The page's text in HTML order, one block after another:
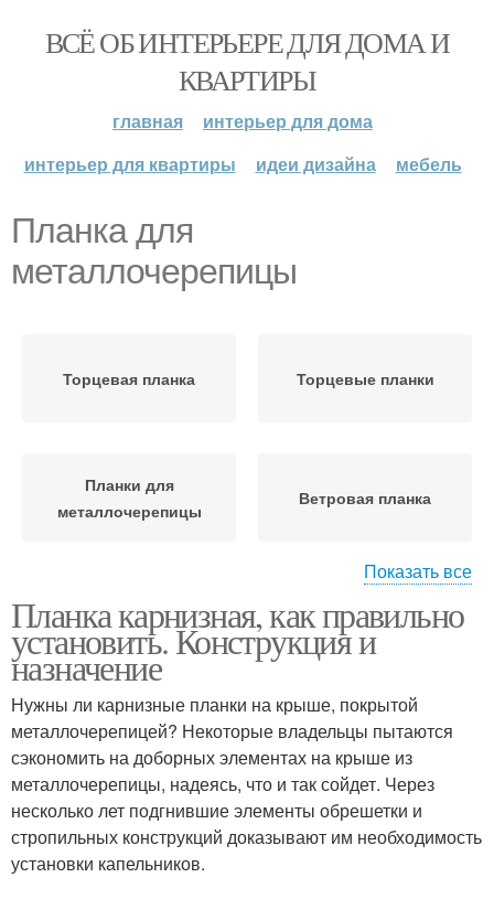
ВСЁ ОБ ИНТЕРЬЕРЕ ДЛЯ ДОМА И
КВАРТИРЫ
главная
интерьер для дома
интерьер для квартиры
идеи дизайна мебель
Планка для
металлочерепицы
Торцевая планка Торцевые планки
Планки для
металлочерепицы
Ветровая планка
профнастила
Планка на кровле
Карнизная планка
Показать все
Планка карнизная, как правильно
установить. Конструкция и
назначение
Нужны ли карнизные планки на крыше, покрытой
металлочерепицей? Некоторые владельцы пытаются
сэкономить на доборных элементах на крыше из
металлочерепицы, надеясь, что и так сойдет. Через
несколько лет подгнившие элементы обрешетки и
стропильных конструкций доказывают им необходимость
установки капельников.